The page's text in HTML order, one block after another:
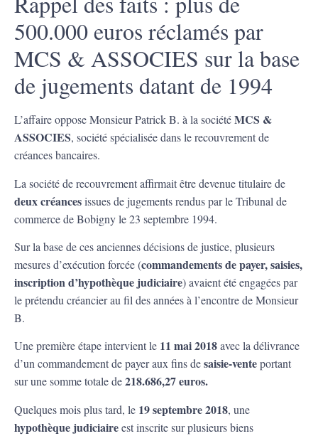
500.000 euros réclamés par
MCS & ASSOCIES sur la base
de jugements datant de 1994
L’affaire oppose Monsieur Patrick B. à la sociétéMCS &
ASSOCIES, société spécialisée dans le recouvrement de
créances bancaires.
La société de recouvrement affirmait être devenue titulaire de
deux créancesissues de jugements rendus par le Tribunal de
commerce de Bobigny le 23 septembre 1994.
Sur la base de ces anciennes décisions de justice, plusieurs
mesures d’exécution forcée (commandements de payer, saisies,
inscription d’hypothèque judiciaire) avaient été engagées par
le prétendu créancier au fil des années à l’encontre de Monsieur
B.
Une première étape intervient le 11 mai 2018avec la délivrance
d’un commandement de payer aux fins desaisie-venteportant
sur une somme totale de218.686,27 euros.
Quelques mois plus tard, le 19 septembre 2018, une
hypothèque judiciaireest inscrite sur plusieurs biens